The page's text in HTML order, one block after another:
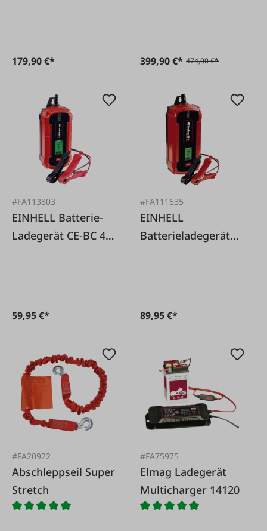
179,90 €* 399,90 €* 474,00 €*
#FA113803
EINHELL Batterie-
Ladegerät CE-BC 4
59,95 €*
#FA111635
EINHELL
Batterieladegerät
89,95 €*
#FA20922
Abschleppseil Super
Stretch
#FA75975
Elmag Ladegerät
Multicharger 14120